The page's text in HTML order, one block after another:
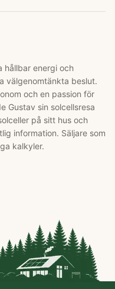
hållbar energi och
välgenomtänkta beslut.
och en passion för
Gustav sin solcellsresa
på sitt hus och
information. Säljare som
kalkyler.